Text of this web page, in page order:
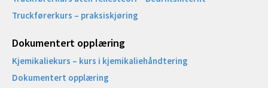
Truckførerkurs – praksiskjøring
Dokumentert opplæring
Kjemikaliekurs – kurs i kjemikaliehåndtering
Dokumentert opplæring